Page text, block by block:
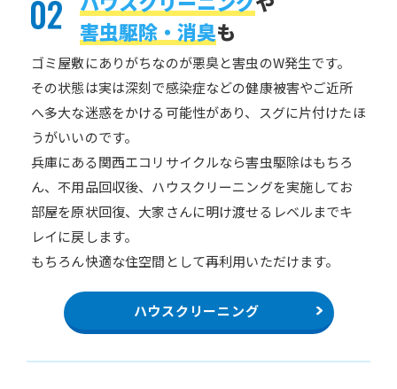
害虫駆除・消臭も
ゴミ屋敷にありがちなのが悪臭と害虫のW発生です。
その状態は実は深刻で感染症などの健康被害やご近所
へ多大な迷惑をかける可能性があり、スグに片付けたほ
うがいいのです。
兵庫にある関西エコリサイクルなら害虫駆除はもちろ
ん、不用品回収後、ハウスクリーニングを実施してお
部屋を原状回復、大家さんに明け渡せるレベルまでキ
レイに戻します。
もちろん快適な住空間として再利用いただけます。
ハウスクリーニング